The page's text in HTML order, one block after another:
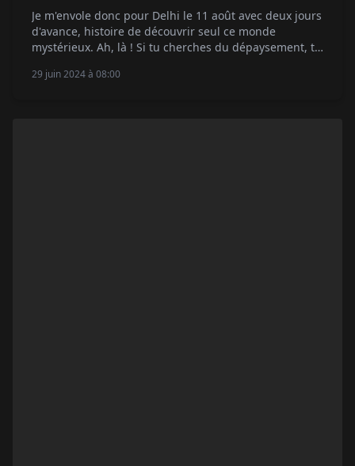
Je m'envole donc pour Delhi le 11 août avec deux jours
d'avance, histoire de découvrir seul ce monde
mystérieux. Ah, là ! Si tu cherches du dépaysement, tu
une forêt luxuriante où vivent de grands singes,
29 juin 2024 à 08:00